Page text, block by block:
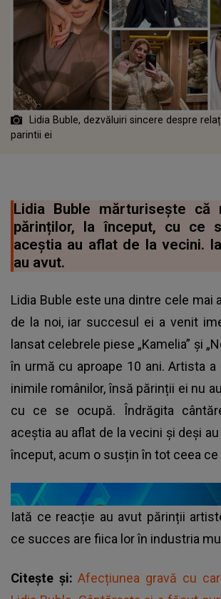
Lidia Buble, dezvăluiri sincere despre
parintii ei
Lidia Buble mărturisește că
părinților, la început, cu ce
aceștia au aflat de la vecini.
au avut.
Lidia Buble este una dintre cele mai
de la noi, iar succesul ei a venit
lansat celebrele piese „Kamelia” și
în urmă cu aproape 10 ani. Artista a
inimile românilor, însă părinții ei nu
cu ce se ocupă. Îndrăgita
aceștia au aflat de la vecini și deși
început, acum o susțin în tot ceea ce
Iată ce reacție au avut părinții
ce succes are fiica lor în industria
Citește și:Afecțiunea gravă cu